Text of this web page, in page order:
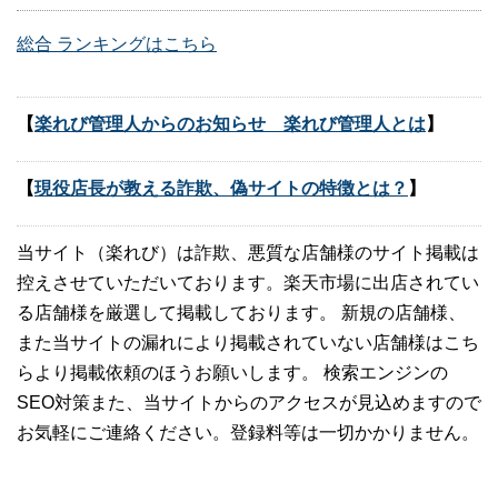
総合 ランキングはこちら
【楽れび管理人からのお知らせ 楽れび管理人とは 】
【現役店長が教える詐欺、偽サイトの特徴とは？ 】
当サイト（楽れび）は詐欺、悪質な店舗様のサイト掲載は
控えさせていただいております。楽天市場に出店されてい
る店舗様を厳選して掲載しております。 新規の店舗様、
また当サイトの漏れにより掲載されていない店舗様はこち
らより掲載依頼のほうお願いします。 検索エンジンの
SEO対策また、当サイトからのアクセスが見込めますので
お気軽にご連絡ください。登録料等は一切かかりません。